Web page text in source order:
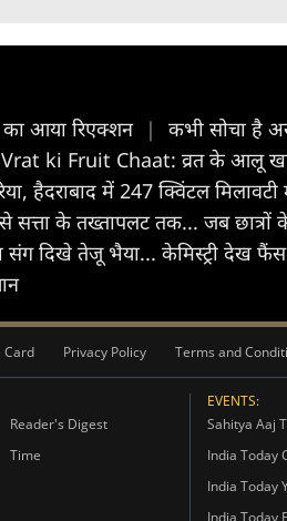
का आया रिएक्शन | कभी सोचा है
Vrat ki Fruit Chaat: व्रत के आलू
हैदराबाद में 247 क्विंटल
के तख्तापलट तक... जब छात्रों के
संग दिखे तेजू भैया... केमिस्ट्री देख फैंस
Card Privacy Policy Terms and
Reader's Digest
Time
EVENTS:
Sahitya Aaj
India Today
India Today
India Today